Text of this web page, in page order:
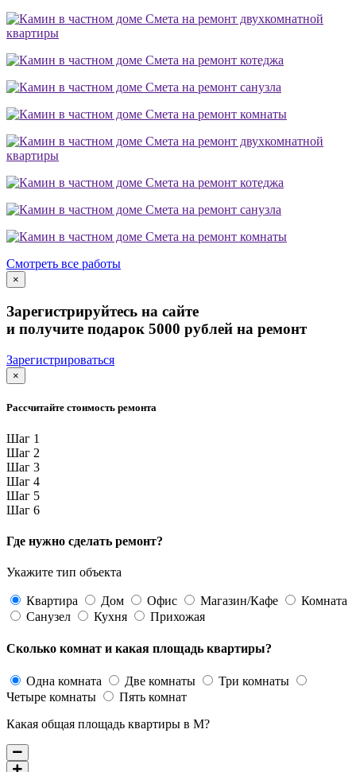
Смета на ремонт двухкомнатной
квартиры
Смета на ремонт котеджа
Смета на ремонт санузла
Смета на ремонт комнаты
Смета на ремонт двухкомнатной
квартиры
Смета на ремонт котеджа
Смета на ремонт санузла
Смета на ремонт комнаты
Смотреть все работы
×
Зарегистрируйтесь на сайте
и получите подарок 5000 рублей на ремонт
Зарегистрироваться
×
Рассчитайте стоимость ремонта
Шаг 1
Шаг 2
Шаг 3
Шаг 4
Шаг 5
Шаг 6
Где нужно сделать ремонт?
Укажите тип объекта
Квартира Дом Офис Магазин/Кафе
Комната
Санузел
Кухня Прихожая
Сколько комнат и какая площадь квартиры?
Одна комната Две комнаты
Три комнаты
Четыре комнаты
Пять комнат
Какая общая площадь квартиры в М?